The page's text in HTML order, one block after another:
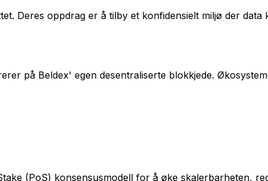
Deres oppdrag er å tilby et konfidensielt miljø der
på Beldex' egen desentraliserte blokkjede.
(PoS) konsensusmodell for å øke skalerbarheten,